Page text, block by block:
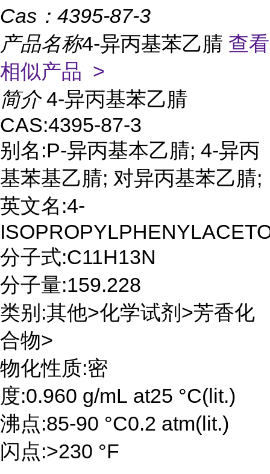
Cas： 4395-87-3
产品名称4-异丙基苯乙腈 查看
相似产品 >
简介 4-异丙基苯乙腈
CAS:4395-87-3
别名:P-异丙基本乙腈; 4-异丙
基苯基乙腈; 对异丙基苯乙腈;
英文名:4-
分子式:C11H13N
分子量:159.228
类别:其他>化学试剂>芳香化
合物>
物化性质:密
度:0.960 g/mL at25 °C(lit.)
沸点:85-90 °C0.2 atm(lit.)
闪点:>230 °F